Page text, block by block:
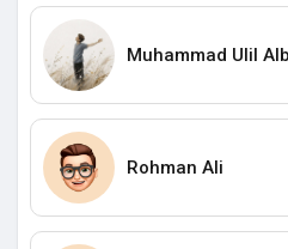
Muhammad Ulil
Rohman Ali